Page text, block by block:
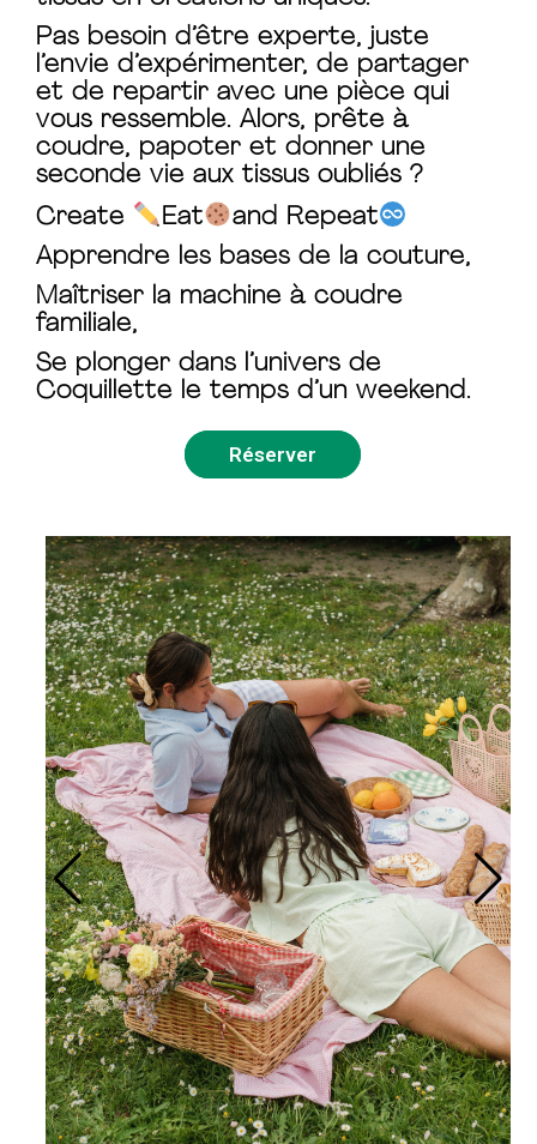
Pas besoin d’être experte, juste
l’envie d’expérimenter, de partager
et de repartir avec une pièce qui
vous ressemble. Alors, prête à
coudre, papoter et donner une
seconde vie aux tissus oubliés ?
Create
Eat and Repeat
Apprendre les bases de la couture,
Maîtriser la machine à coudre
familiale,
Se plonger dans l’univers de
Coquillette le temps d’un weekend.
Réserver